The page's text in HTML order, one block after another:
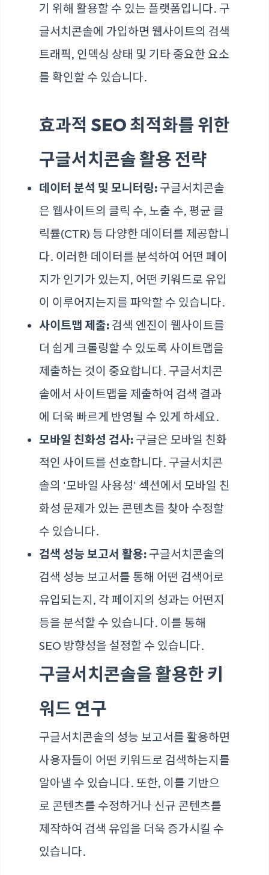
기 위해 활용할 수 있는 플랫폼입니다. 구
글서치콘솔에 가입하면 웹사이트의 검색
트래픽, 인덱싱 상태 및 기타 중요한 요소
를 확인할 수 있습니다.
효과적 SEO 최적화를 위한
구글서치콘솔 활용 전략
데이터 분석 및 모니터링: 구글서치콘솔
은 웹사이트의 클릭 수, 노출 수, 평균 클
릭률(CTR) 등 다양한 데이터를 제공합니
다. 이러한 데이터를 분석하여 어떤 페이
지가 인기가 있는지, 어떤 키워드로 유입
이 이루어지는지를 파악할 수 있습니다.
사이트맵 제출: 검색 엔진이 웹사이트를
더 쉽게 크롤링할 수 있도록 사이트맵을
제출하는 것이 중요합니다. 구글서치콘
솔에서 사이트맵을 제출하여 검색 결과
에 더욱 빠르게 반영될 수 있게 하세요.
모바일 친화성 검사: 구글은 모바일 친화
적인 사이트를 선호합니다. 구글서치콘
솔의 '모바일 사용성' 섹션에서 모바일 친
화성 문제가 있는 콘텐츠를 찾아 수정할
수 있습니다.
검색 성능 보고서 활용: 구글서치콘솔의
검색 성능 보고서를 통해 어떤 검색어로
유입되는지, 각 페이지의 성과는 어떤지
등을 분석할 수 있습니다. 이를 통해
SEO 방향성을 설정할 수 있습니다.
구글서치콘솔을 활용한 키
워드 연구
구글서치콘솔의 성능 보고서를 활용하면
사용자들이 어떤 키워드로 검색하는지를
알아낼 수 있습니다. 또한, 이를 기반으
로 콘텐츠를 수정하거나 신규 콘텐츠를
제작하여 검색 유입을 더욱 증가시킬 수
있습니다.